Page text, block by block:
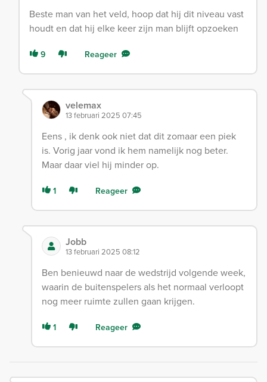
Beste man van het veld, hoop dat hij dit niveau vast
houdt en dat hij elke keer zijn man blijft opzoeken
9 Reageer
velemax
13 februari 2025 07:45
Eens , ik denk ook niet dat dit zomaar een piek
is. Vorig jaar vond ik hem namelijk nog beter.
Maar daar viel hij minder op.
1 Reageer
Jobb
13 februari 2025 08:12
Ben benieuwd naar de wedstrijd volgende week,
waarin de buitenspelers als het normaal verloopt
nog meer ruimte zullen gaan krijgen.
1 Reageer